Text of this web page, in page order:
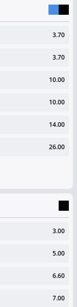
3.70
3.70
10.00
10.00
14.00
26.00
3.00
5.00
6.60
7.00